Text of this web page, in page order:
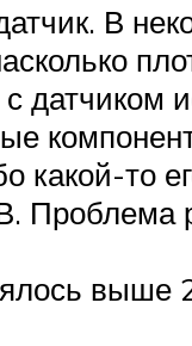
В
датчиком
какой-то
Проблема